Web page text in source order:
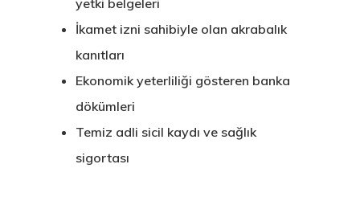
yetki belgeleri
İkamet izni sahibiyle olan akrabalık
kanıtları
Ekonomik yeterliliği gösteren banka
dökümleri
Temiz adli sicil kaydı ve sağlık
sigortası